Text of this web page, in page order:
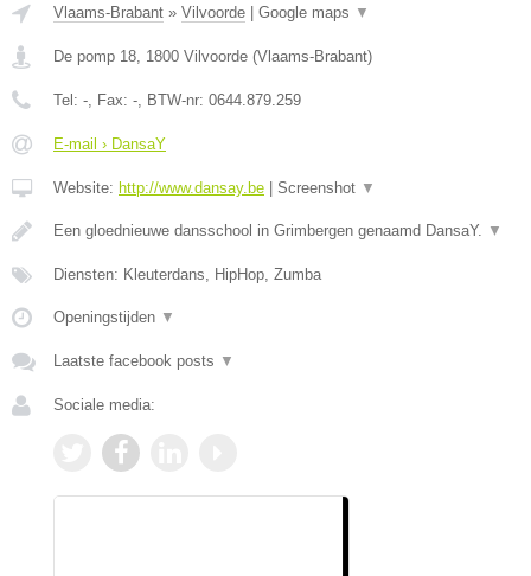
Vlaams-Brabant » Vilvoorde | Google maps ▼
De pomp 18 1800 Vilvoorde (Vlaams-Brabant)
Tel: - , Fax: - , BTW-nr: 0644.879.259
E-mail › DansaY
Website: http://www.dansay.be | Screenshot ▼
Een gloednieuwe dansschool in Grimbergen genaamd DansaY. ▼
Diensten: Kleuterdans, HipHop, Zumba
Openingstijden ▼
Laatste facebook posts ▼
Sociale media: